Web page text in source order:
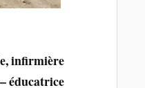
infirmière
éducatrice